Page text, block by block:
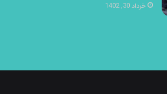
خرداد 30, 1402